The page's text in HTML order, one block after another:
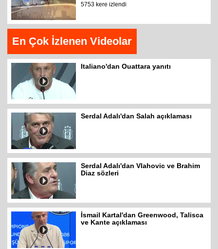
5753 kere izlendi
En Çok İzlenen Videolar
Italiano'dan Ouattara yanıtı
Serdal Adalı'dan Salah açıklaması
Serdal Adalı'dan Vlahovic ve Brahim
Diaz sözleri
İsmail Kartal'dan Greenwood, Talisca
ve Kante açıklaması